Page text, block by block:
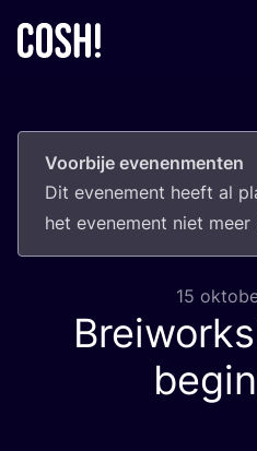
Voorbije evenenmenten
Dit eve­ne­ment heeft al
het eve­ne­ment niet meer
15